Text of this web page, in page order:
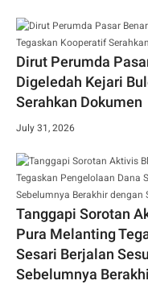
Dirut Perumda
Digeledah Kejari
Serahkan Dokumen
July 31, 2026
Tanggapi Sorotan
Pura Melanting
Sesari Berjalan
Sebelumnya